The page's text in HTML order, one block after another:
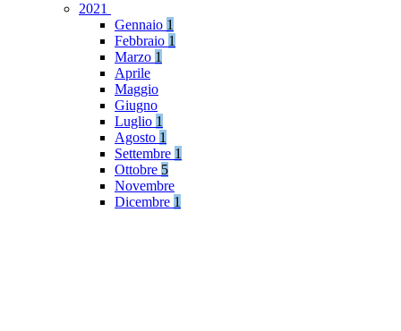
2021
Gennaio 1
Febbraio 1
Marzo 1
Aprile
Maggio
Giugno
Luglio 1
Agosto 1
Settembre 1
Ottobre 5
Novembre
Dicembre 1